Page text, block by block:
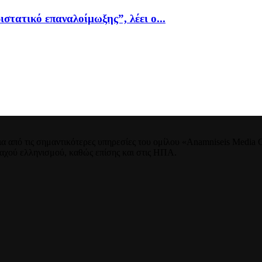
επαναλοίμωξης”, λέει ο...